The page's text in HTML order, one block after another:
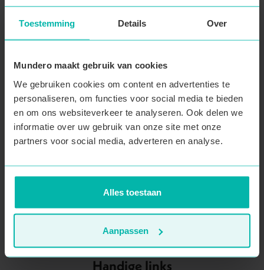
Toestemming Details Over
Mundero maakt gebruik van cookies
We gebruiken cookies om content en advertenties te
personaliseren, om functies voor social media te bieden
en om ons websiteverkeer te analyseren. Ook delen we
informatie over uw gebruik van onze site met onze
partners voor social media, adverteren en analyse.
Alles toestaan
Aanpassen
Wil je op de hoogte blijven over Mundero? Abonneer je
dan nu op onze nieuwsbrief!
Achternaam
Email
Inschrijven
Deze site wordt beschermd door reCAPTCHA en het
Servicevoorwaardenvan Google zijn van toepassing.
Handige links